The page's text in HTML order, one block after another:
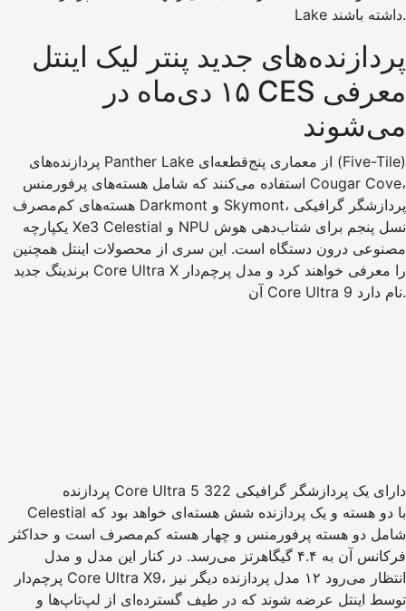
Lake داشته باشند.
پردازنده‌های جدید پنتر لیک اینتل
۱۵ دی‌ماه در CES معرفی
می‌شوند
پردازنده‌های Panther Lake از معماری پنج‌قطعه‌ای (Five-Tile)
استفاده می‌کنند که شامل هسته‌های پرفورمنس Cougar Cove،
هسته‌های کم‌مصرف Darkmont و Skymont، پردازشگر گرافیکی
یکپارچه Xe3 Celestial و NPU نسل پنجم برای شتاب‌دهی هوش
مصنوعی درون دستگاه است. این سری از محصولات اینتل همچنین
برندینگ جدید Core Ultra X را معرفی خواهند کرد و مدل پرچم‌دار
آن Core Ultra 9 نام دارد.
پردازنده Core Ultra 5 322 دارای یک پردازشگر گرافیکی
Celestial با دو هسته و یک پردازنده شش هسته‌ای خواهد بود که
شامل دو هسته پرفورمنس و چهار هسته کم‌مصرف است و حداکثر
فرکانس آن به ۴.۴ گیگاهرتز می‌رسد. در کنار این مدل و مدل
پرچم‌دار Core Ultra X9، انتظار می‌رود ۱۲ مدل پردازنده دیگر نیز
توسط اینتل عرضه شوند که در طیف گسترده‌ای از لپ‌تاپ‌ها و